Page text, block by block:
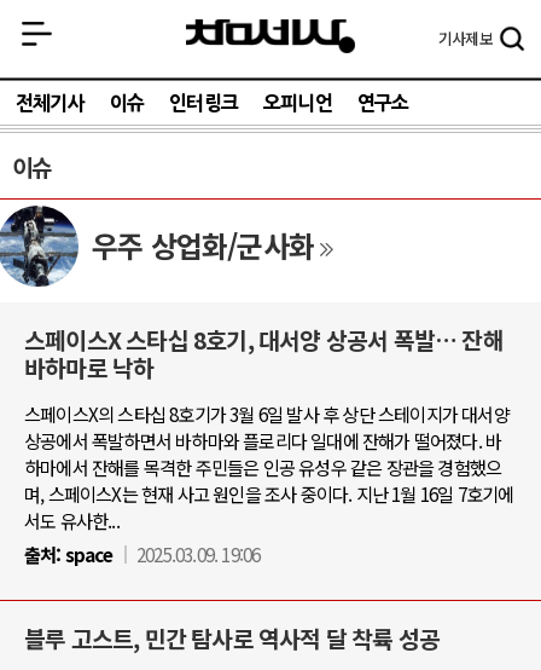
기사제보
전체기사 이슈 인터링크 오피니언 연구소
이슈
우주 상업화/군사화
스페이스X 스타십 8호기, 대서양 상공서 폭발… 잔해
바하마로 낙하
스페이스X의 스타십 8호기가 3월 6일 발사 후 상단 스테이지가 대서양
상공에서 폭발하면서 바하마와 플로리다 일대에 잔해가 떨어졌다. 바
하마에서 잔해를 목격한 주민들은 인공 유성우 같은 장관을 경험했으
며, 스페이스X는 현재 사고 원인을 조사 중이다. 지난 1월 16일 7호기에
서도 유사한...
출처:space 2025.03.09. 19:06
블루 고스트, 민간 탐사로 역사적 달 착륙 성공